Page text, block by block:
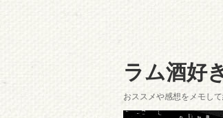
ラム酒好
おススメや感想をメモし